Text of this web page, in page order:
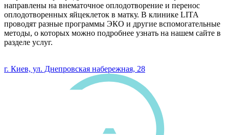
направлены на внематочное оплодотворение и перенос
оплодотворенных яйцеклеток в матку. В клинике LITA
проводят разные программы ЭКО и другие вспомогательные
методы, о которых можно подробнее узнать на нашем сайте в
разделе услуг.
г. Киев, ул. Днепровская набережная, 28